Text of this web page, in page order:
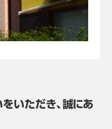
いただき、誠にあ